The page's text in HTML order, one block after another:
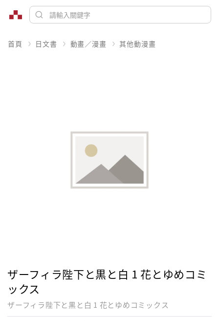
首頁 日文書 動畫／漫畫 其他動漫畫
ザーフィラ陛下と黒と白 1 花とゆめコミ
ックス
ザーフィラ陛下と黒と白 1 花とゆめコミックス